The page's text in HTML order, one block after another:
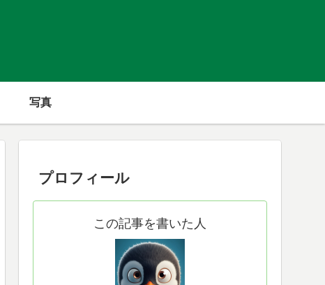
写真
プロフィール
この記事を書いた人